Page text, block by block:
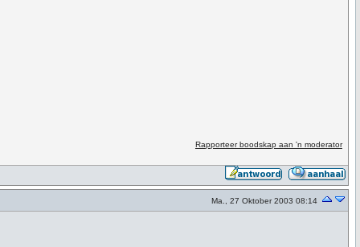
Rapporteer boodskap aan 'n moderator
Ma., 27 Oktober 2003 08:14